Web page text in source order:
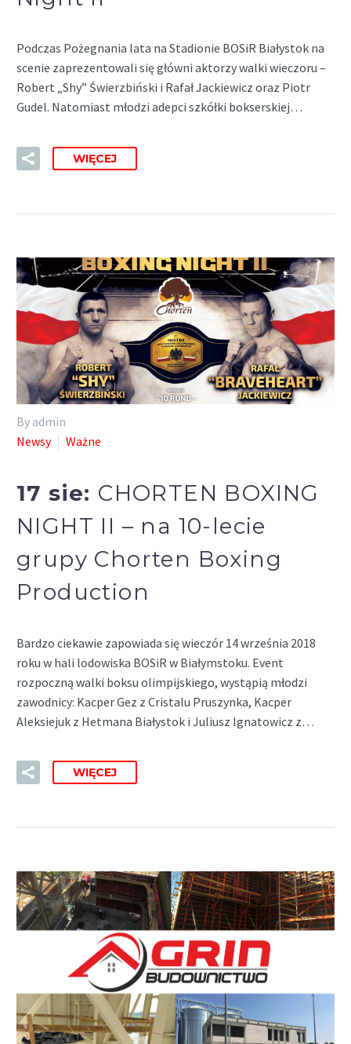
Podczas Pożegnania lata na Stadionie BOSiR Białystok na
scenie zaprezentowali się główni aktorzy walki wieczoru –
Robert „Shy” Świerzbiński i Rafał Jackiewicz oraz Piotr
Gudel. Natomiast młodzi adepci szkółki bokserskiej…
WIĘCEJ
By admin
Newsy
Ważne
17 sie: CHORTEN BOXING
NIGHT II – na 10-lecie
grupy Chorten Boxing
Production
Bardzo ciekawie zapowiada się wieczór 14 września 2018
roku w hali lodowiska BOSiR w Białymstoku. Event
rozpoczną walki boksu olimpijskiego, wystąpią młodzi
zawodnicy: Kacper Gez z Cristalu Pruszynka, Kacper
Aleksiejuk z Hetmana Białystok i Juliusz Ignatowicz z…
WIĘCEJ